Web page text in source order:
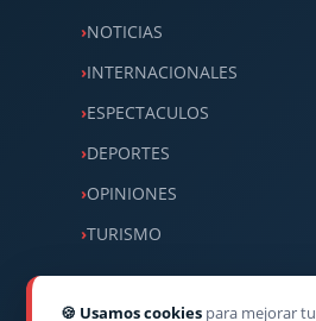
NOTICIAS
INTERNACIONALES
ESPECTACULOS
DEPORTES
OPINIONES
TURISMO
🍪 Usamos cookies para mejorar tu